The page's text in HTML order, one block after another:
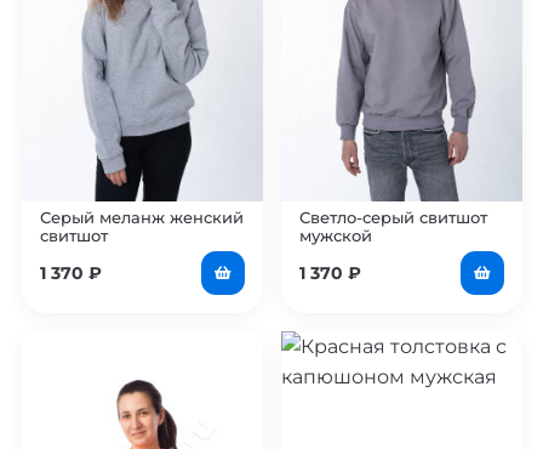
Серый меланж женский
свитшот
1 370 ₽
Светло-серый свитшот
мужской
1 370 ₽